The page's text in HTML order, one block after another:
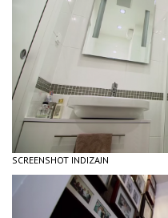
SCREENSHOT INDIZAJN